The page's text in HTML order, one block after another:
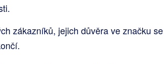
zákazníků, jejich důvěra ve značku se